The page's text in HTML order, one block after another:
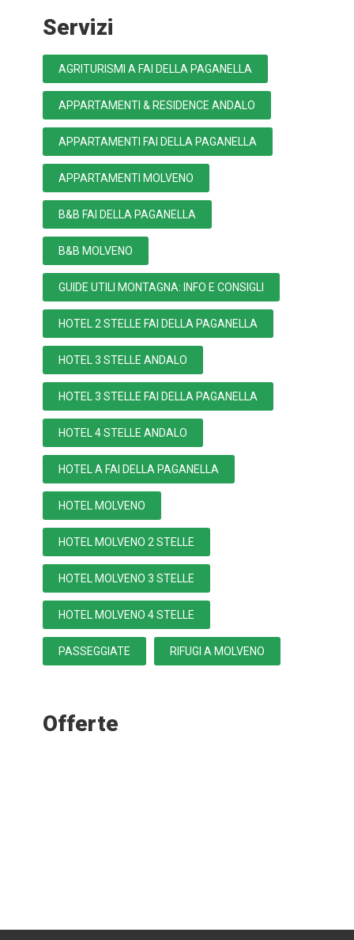
Servizi
AGRITURISMI A FAI DELLA PAGANELLA
APPARTAMENTI & RESIDENCE ANDALO
APPARTAMENTI FAI DELLA PAGANELLA
APPARTAMENTI MOLVENO
B&B FAI DELLA PAGANELLA
B&B MOLVENO
GUIDE UTILI MONTAGNA: INFO E CONSIGLI
HOTEL 2 STELLE FAI DELLA PAGANELLA
HOTEL 3 STELLE ANDALO
HOTEL 3 STELLE FAI DELLA PAGANELLA
HOTEL 4 STELLE ANDALO
HOTEL A FAI DELLA PAGANELLA
HOTEL MOLVENO
HOTEL MOLVENO 2 STELLE
HOTEL MOLVENO 3 STELLE
HOTEL MOLVENO 4 STELLE
PASSEGGIATE RIFUGI A MOLVENO
Offerte